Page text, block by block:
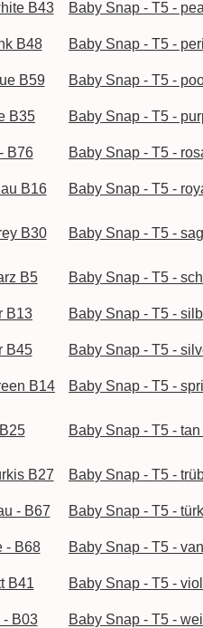
Baby Snap - T5 -
Baby Snap - T5 -
Baby Snap - T5 -
Baby Snap - T5 -
Baby Snap - T5 -
Baby Snap - T5 -
Baby Snap - T5 -
Baby Snap - T5 -
Baby Snap - T5 -
Baby Snap - T5 -
Baby Snap - T5 -
Baby Snap - T5 -
Baby Snap - T5 -
Baby Snap - T5 -
Baby Snap - T5 -
Baby Snap - T5 -
Baby Snap - T5 -